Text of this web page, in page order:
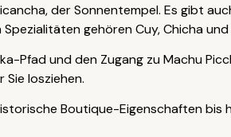
der Sonnentempel. Es gibt
gehören Cuy, Chicha und
Pfad und den Zugang zu Machu
losziehen.
Boutique-Eigenschaften bis